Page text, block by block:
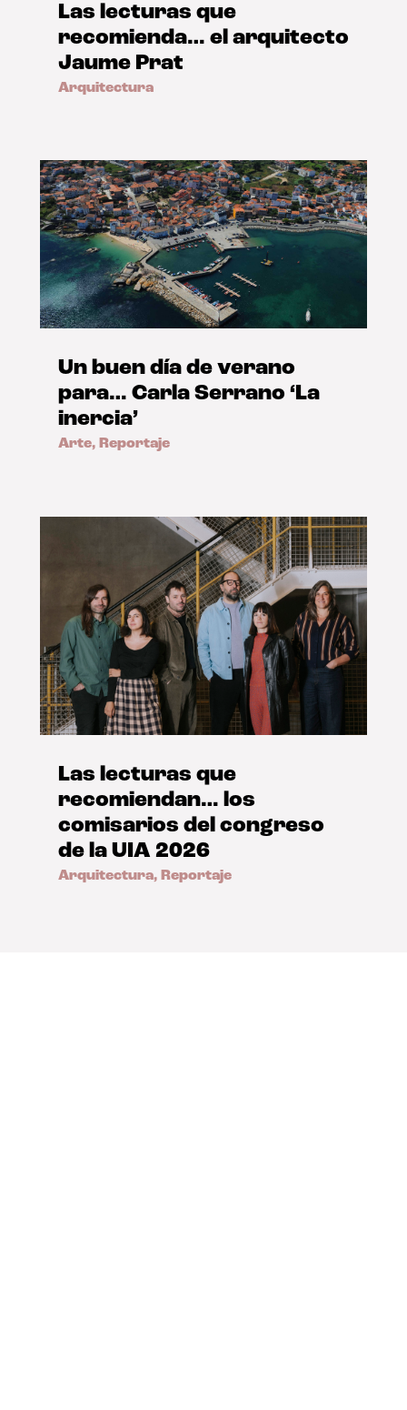
Las lecturas que
recomienda… el arquitecto
Jaume Prat
Arquitectura
Un buen día de verano
para… Carla Serrano ‘La
inercia’
Arte, Reportaje
Las lecturas que
recomiendan… los
comisarios del congreso
de la UIA 2026
Arquitectura, Reportaje